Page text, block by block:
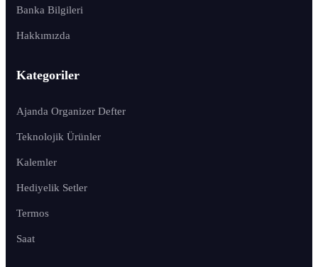
Banka Bilgileri
Hakkımızda
Kategoriler
Ajanda Organizer Defter
Teknolojik Ürünler
Kalemler
Hediyelik Setler
Termos
Saat